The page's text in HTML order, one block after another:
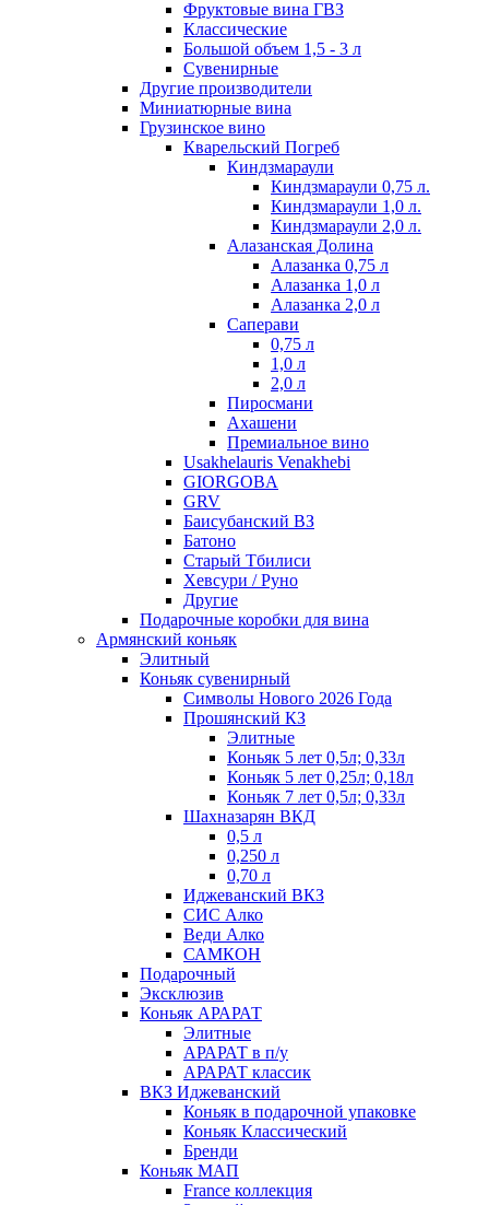
Фруктовые вина ГВЗ
Классические
Большой объем 1,5 - 3 л
Сувенирные
Другие производители
Миниатюрные вина
Грузинское вино
Кварельский Погреб
Киндзмараули
Киндзмараули 0,75 л.
Киндзмараули 1,0 л.
Киндзмараули 2,0 л.
Алазанская Долина
Алазанка 0,75 л
Алазанка 1,0 л
Алазанка 2,0 л
Саперави
0,75 л
1,0 л
2,0 л
Пиросмани
Ахашени
Премиальное вино
Usakhelauris Venakhebi
GIORGOBA
GRV
Баисубанский ВЗ
Батоно
Старый Тбилиси
Хевсури / Руно
Другие
Подарочные коробки для вина
Армянский коньяк
Элитный
Коньяк сувенирный
Символы Нового 2026 Года
Прошянский КЗ
Элитные
Коньяк 5 лет 0,5л; 0,33л
Коньяк 5 лет 0,25л; 0,18л
Коньяк 7 лет 0,5л; 0,33л
Шахназарян ВКД
0,5 л
0,250 л
0,70 л
Иджеванский ВКЗ
СИС Алко
Веди Алко
САМКОН
Подарочный
Эксклюзив
Коньяк АРАРАТ
Элитные
АРАРАТ в п/у
АРАРАТ классик
ВКЗ Иджеванский
Коньяк в подарочной упаковке
Коньяк Классический
Бренди
Коньяк МАП
France коллекция